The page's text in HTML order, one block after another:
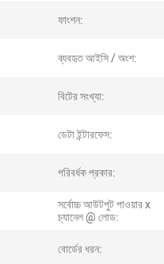
ফাংশন:
ব্যবহৃত আইসি / অংশ:
বিটের সংখ্যা:
ডেটা ইন্টারফেস:
পরিবর্ধক প্রকার:
সর্বোচ্চ আউটপুট পাওয়ার x
চ্যানেল @ লোড:
বোর্ডের ধরন: